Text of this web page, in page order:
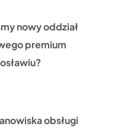
nowy oddział
premium
obsługi